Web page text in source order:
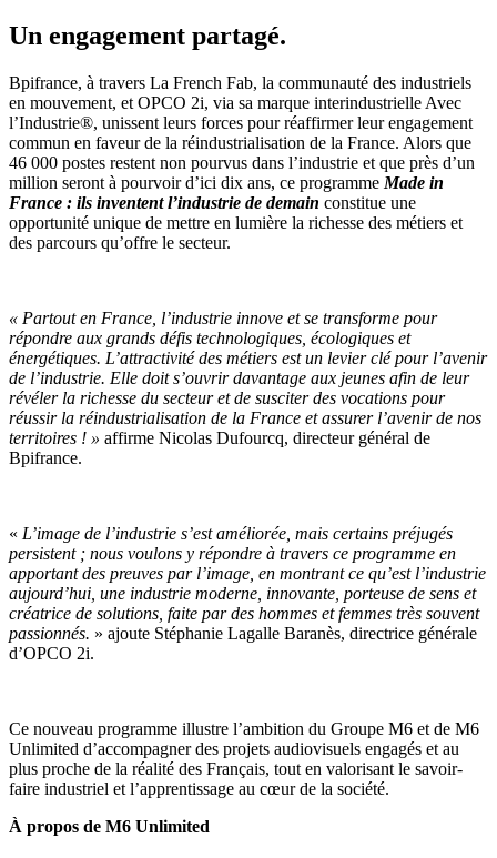
Un engagement partagé.
Bpifrance, à travers La French Fab, la communauté des industriels
en mouvement, et OPCO 2i, via sa marque interindustrielle Avec
l’Industrie®, unissent leurs forces pour réaffirmer leur engagement
commun en faveur de la réindustrialisation de la France. Alors que
46 000 postes restent non pourvus dans l’industrie et que près d’un
million seront à pourvoir d’ici dix ans, ce programme Made in
France : ils inventent l’industrie de demain constitue une
opportunité unique de mettre en lumière la richesse des métiers et
des parcours qu’offre le secteur.
« Partout en France, l’industrie innove et se transforme pour
répondre aux grands défis technologiques, écologiques et
énergétiques. L’attractivité des métiers est un levier clé pour l’avenir
de l’industrie. Elle doit s’ouvrir davantage aux jeunes afin de leur
révéler la richesse du secteur et de susciter des vocations pour
réussir la réindustrialisation de la France et assurer l’avenir de nos
territoires ! » affirme Nicolas Dufourcq, directeur général de
Bpifrance.
« L’image de l’industrie s’est améliorée, mais certains préjugés
persistent ; nous voulons y répondre à travers ce programme en
apportant des preuves par l’image, en montrant ce qu’est l’industrie
aujourd’hui, une industrie moderne, innovante, porteuse de sens et
créatrice de solutions, faite par des hommes et femmes très souvent
passionnés. » ajoute Stéphanie Lagalle Baranès, directrice générale
d’OPCO 2i.
Ce nouveau programme illustre l’ambition du Groupe M6 et de M6
Unlimited d’accompagner des projets audiovisuels engagés et au
plus proche de la réalité des Français, tout en valorisant le savoir-
faire industriel et l’apprentissage au cœur de la société.
À propos de M6 Unlimited